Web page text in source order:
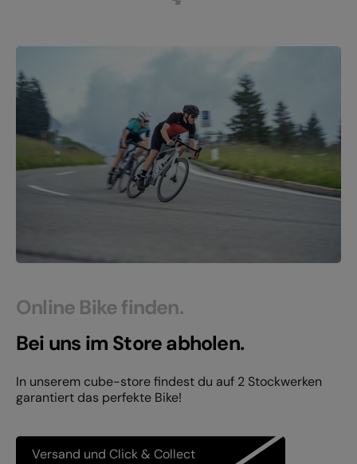
Online Bike finden.
Bei uns im Store abholen.
In unserem cube-store findest du auf 2 Stockwerken
garantiert das perfekte Bike!
Versand und Click & Collect